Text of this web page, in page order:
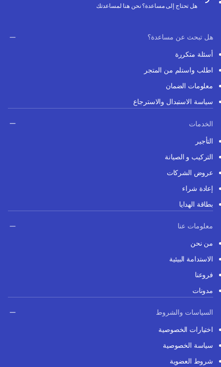
هل تحتاج إلى مساعدة؟ نحن هنا لمساعدتك
هل تبحث عن مساعدة؟
أسئلة متكررة
اطلب واستلم من المتجر
معلومات الضمان
سياسة الاستبدال والاسترجاع
الخدمات
التأجير
التركيب و الصيانة
عروض الشركات
إعادة شراء
بطاقة الهدايا
معلومات عنا
من نحن
الاستدامة البيئية
فروعنا
مدونات
السياسات والشروط
اختيارات الخصوصية
سياسة الخصوصية
شروط العضوية